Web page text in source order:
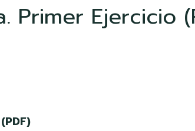
Primer Ejercicio